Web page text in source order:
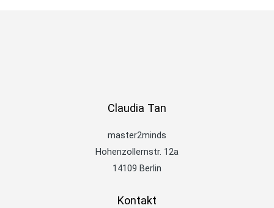
Claudia Tan
master2minds
Hohenzollernstr. 12a
14109 Berlin
Kontakt